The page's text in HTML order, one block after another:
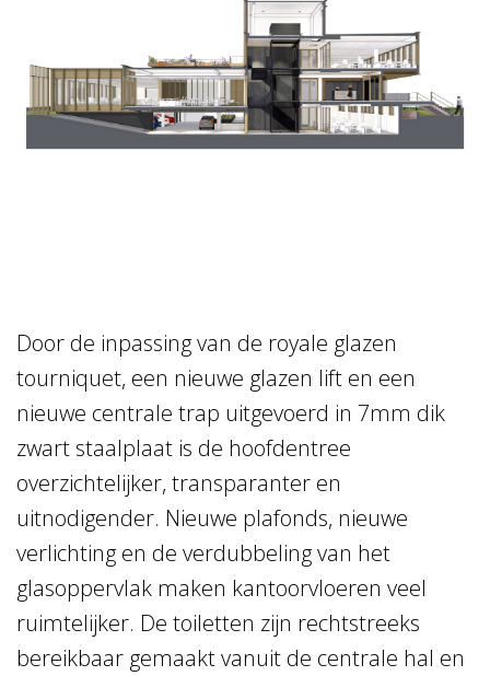
Door de inpassing van de royale glazen
tourniquet, een nieuwe glazen lift en een
nieuwe centrale trap uitgevoerd in 7mm dik
zwart staalplaat is de hoofdentree
overzichtelijker, transparanter en
uitnodigender. Nieuwe plafonds, nieuwe
verlichting en de verdubbeling van het
glasoppervlak maken kantoorvloeren veel
ruimtelijker. De toiletten zijn rechtstreeks
bereikbaar gemaakt vanuit de centrale hal en